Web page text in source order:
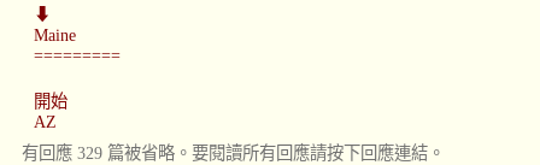
⬇
Maine
=========
開始
AZ
有回應 329 篇被省略。要閱讀所有回應請按下回應連結。